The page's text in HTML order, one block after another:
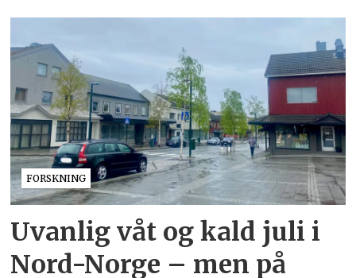
FORSKNING
Uvanlig våt og kald juli i
Nord-Norge – men på